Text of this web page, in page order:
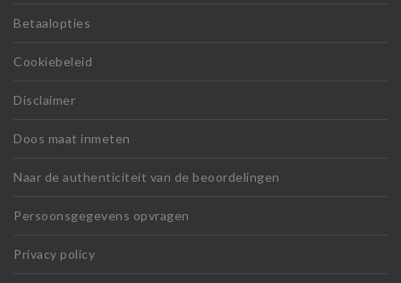
Betaalopties
Cookiebeleid
Disclaimer
Doos maat inmeten
Naar de authenticiteit van de beoordelingen
Persoonsgegevens opvragen
Privacy policy